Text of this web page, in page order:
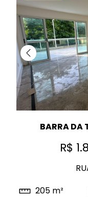
BARRA DA
R$
205 m²